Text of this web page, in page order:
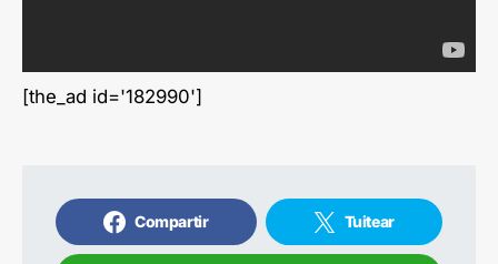
[the_ad id='182990']
Compartir Tuitear